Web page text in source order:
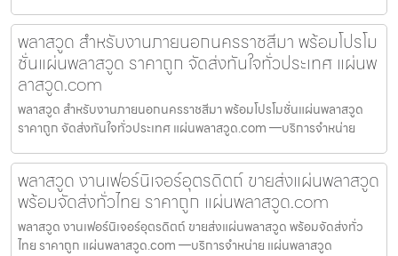
พลาสวูด สำหรับงานภายนอกนครราชสีมา พร้อมโปรโม
ชั่นแผ่นพลาสวูด ราคาถูก จัดส่งทันใจทั่วประเทศ แผ่นพ
ลาสวูด.com
พลาสวูด สำหรับงานภายนอกนครราชสีมา พร้อมโปรโมชั่นแผ่นพลาสวูด
ราคาถูก จัดส่งทันใจทั่วประเทศ แผ่นพลาสวูด.com —บริการจำหน่าย
พลาสวูด งานเฟอร์นิเจอร์อุตรดิตถ์ ขายส่งแผ่นพลาสวูด
พร้อมจัดส่งทั่วไทย ราคาถูก แผ่นพลาสวูด.com
พลาสวูด งานเฟอร์นิเจอร์อุตรดิตถ์ ขายส่งแผ่นพลาสวูด พร้อมจัดส่งทั่ว
ไทย ราคาถูก แผ่นพลาสวูด.com —บริการจำหน่าย แผ่นพลาสวูด